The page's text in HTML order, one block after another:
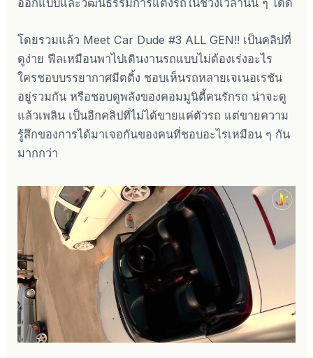
ออกแบบและวัฒนธรรมการแต่งรถในช่วงเวลานั้น ๆ ได้ดี
โดยรวมแล้ว Meet Car Dude #3 ALL GEN!! เป็นคลิปที่
ดูง่าย ฟีลเหมือนพาไปเดินงานรถแบบไม่ต้องเร่งอะไร
ใครชอบบรรยากาศมีตติ้ง ชอบเห็นรถหลายเจเนอเรชัน
อยู่รวมกัน หรือชอบดูพลังของคอมมูนิตี้คนรักรถ น่าจะดู
แล้วเพลิน เป็นอีกคลิปที่ไม่ได้ขายแค่ตัวรถ แต่ขายความ
รู้สึกของการได้มาเจอกันของคนที่ชอบอะไรเหมือน ๆ กัน
มากกว่า